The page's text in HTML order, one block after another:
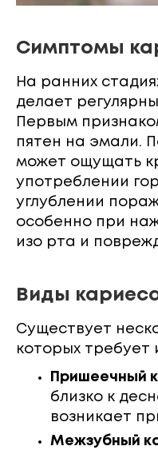
Симптомы
На ранних
делает
Первым
пятен на эмали.
может ощущать
употреблении
углублении
особенно при
изо рта и
Виды
Существует
которых требует
Пришеечный
близко к
возникает
Межзубный